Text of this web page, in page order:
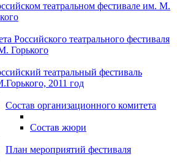
театральном фестивале им. М.
Российского театрального фестиваля
Горького
театральный фестиваль
2011 год
Состав организационного комитета
Состав жюри
План мероприятий фестиваля